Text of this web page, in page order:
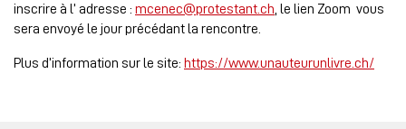
inscrire à l’ adresse : mcenec@protestant.ch , le lien Zoom vous
sera envoyé le jour précédant la rencontre.
Plus d’information sur le site: https://www.unauteurunlivre.ch/